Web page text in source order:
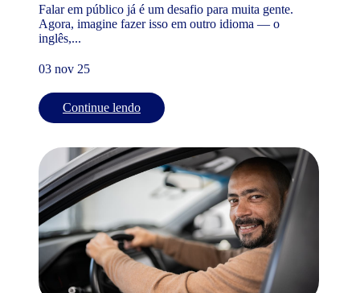
Falar em público já é um desafio para muita gente.
Agora, imagine fazer isso em outro idioma — o
inglês,...
03 nov 25
Continue lendo